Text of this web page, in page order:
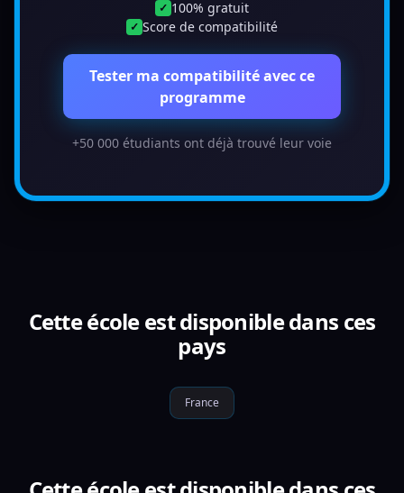
✓ 100% gratuit
✓ Score de compatibilité
Tester ma compatibilité avec ce
programme
+50 000 étudiants ont déjà trouvé leur voie
Cette école est disponible dans ces
pays
France